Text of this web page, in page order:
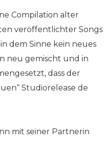
Compilation alter
veröffentlichter Songs
dem Sinne kein neues
neu gemischt und in
dass der
Studiorelease de
mit seiner Partnerin